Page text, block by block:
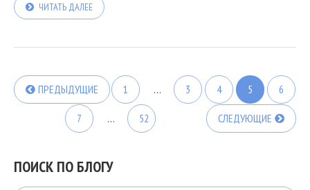
ЧИТАТЬ ДАЛЕЕ
ПРЕДЫДУЩИЕ 1 … 3 4 5 6
7 … 52 СЛЕДУЮЩИЕ
ПОИСК ПО БЛОГУ